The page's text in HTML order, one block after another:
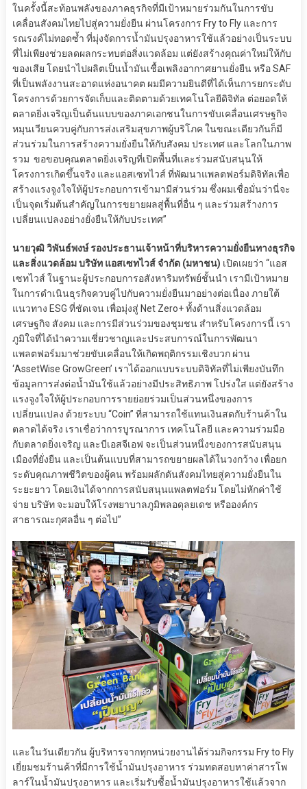
ในครั้งนี้สะท้อนพลังของภาคธุรกิจที่มีเป้าหมายร่วมกันในการขับ
เคลื่อนสังคมไทยไปสู่ความยั่งยืน ผ่านโครงการ Fry to Fly และการ
รณรงค์ไม่ทอดซ้ำ ที่มุ่งจัดการน้ำมันปรุงอาหารใช้แล้วอย่างเป็นระบบ
ที่ไม่เพียงช่วยลดผลกระทบต่อสิ่งแวดล้อม แต่ยังสร้างคุณค่าใหม่ให้กับ
ของเสีย โดยนำไปผลิตเป็นน้ำมันเชื้อเพลิงอากาศยานยั่งยืน หรือ SAF
ที่เป็นพลังงานสะอาดแห่งอนาคต ผมมีความยินดีที่ได้เห็นการยกระดับ
โครงการด้วยการจัดเก็บและติดตามด้วยเทคโนโลยีดิจิทัล ต่อยอดให้
ตลาดยิ่งเจริญเป็นต้นแบบของภาคเอกชนในการขับเคลื่อนเศรษฐกิจ
หมุนเวียนควบคู่กับการส่งเสริมสุขภาพผู้บริโภค ในขณะเดียวกันก็มี
ส่วนร่วมในการสร้างความยั่งยืนให้กับสังคม ประเทศ และโลกในภาพ
รวม ขอขอบคุณตลาดยิ่งเจริญที่เปิดพื้นที่และร่วมสนับสนุนให้
โครงการเกิดขึ้นจริง และแอสเซทไวส์ ที่พัฒนาแพลตฟอร์มดิจิทัลเพื่อ
สร้างแรงจูงใจให้ผู้ประกอบการเข้ามามีส่วนร่วม ซึ่งผมเชื่อมั่นว่านี่จะ
เป็นจุดเริ่มต้นสำคัญในการขยายผลสู่พื้นที่อื่น ๆ และร่วมสร้างการ
เปลี่ยนแปลงอย่างยั่งยืนให้กับประเทศ”
นายวุฒิ วิพันธ์พงษ์ รองประธานเจ้าหน้าที่บริหารความยั่งยืนทางธุรกิจ
และสิ่งแวดล้อม บริษัท แอสเซทไวส์ จำกัด (มหาชน) เปิดเผยว่า “แอส
เซทไวส์ ในฐานะผู้ประกอบการอสังหาริมทรัพย์ชั้นนำ เรามีเป้าหมาย
ในการดำเนินธุรกิจควบคู่ไปกับความยั่งยืนมาอย่างต่อเนื่อง ภายใต้
แนวทาง ESG ที่ชัดเจน เพื่อมุ่งสู่ Net Zero+ ทั้งด้านสิ่งแวดล้อม
เศรษฐกิจ สังคม และการมีส่วนร่วมของชุมชน สำหรับโครงการนี้ เรา
ภูมิใจที่ได้นำความเชี่ยวชาญและประสบการณ์ในการพัฒนา
แพลตฟอร์มมาช่วยขับเคลื่อนให้เกิดพฤติกรรมเชิงบวก ผ่าน
‘AssetWise GrowGreen’ เราได้ออกแบบระบบดิจิทัลที่ไม่เพียงบันทึก
ข้อมูลการส่งต่อน้ำมันใช้แล้วอย่างมีประสิทธิภาพ โปร่งใส แต่ยังสร้าง
แรงจูงใจให้ผู้ประกอบการรายย่อยร่วมเป็นส่วนหนึ่งของการ
เปลี่ยนแปลง ด้วยระบบ “Coin” ที่สามารถใช้แทนเงินสดกับร้านค้าใน
ตลาดได้จริง เราเชื่อว่าการบูรณาการ เทคโนโลยี และความร่วมมือ
กับตลาดยิ่งเจริญ และบีเอสจีเอฟ จะเป็นส่วนหนึ่งของการสนับสนุน
เมืองที่ยั่งยืน และเป็นต้นแบบที่สามารถขยายผลได้ในวงกว้าง เพื่อยก
ระดับคุณภาพชีวิตของผู้คน พร้อมผลักดันสังคมไทยสู่ความยั่งยืนใน
ระยะยาว โดยเงินได้จากการสนับสนุนแพลตฟอร์ม โดยไม่หักค่าใช้
จ่าย บริษัท จะมอบให้โรงพยาบาลภูมิพลอดุลยเดช หรือองค์กร
สาธารณะกุศลอื่น ๆ ต่อไป”
และในวันเดียวกัน ผู้บริหารจากทุกหน่วยงานได้ร่วมกิจกรรม Fry to Fly
เยี่ยมชมร้านค้าที่มีการใช้น้ำมันปรุงอาหาร ร่วมทดสอบหาค่าสารโพ
ลาร์ในน้ำมันปรุงอาหาร และเริ่มรับซื้อน้ำมันปรุงอาหารใช้แล้วจาก